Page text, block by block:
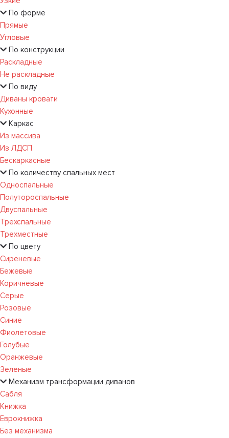
По форме
Прямые
Угловые
По конструкции
Раскладные
Не раскладные
По виду
Диваны кровати
Кухонные
Каркас
Из массива
Из ЛДСП
Бескаркасные
По количеству спальных мест
Односпальные
Полутороспальные
Двуспальные
Трехспальные
Трехместные
По цвету
Сиреневые
Бежевые
Коричневые
Серые
Розовые
Синие
Фиолетовые
Голубые
Оранжевые
Зеленые
Механизм трансформации диванов
Сабля
Книжка
Еврокнижка
Без механизма